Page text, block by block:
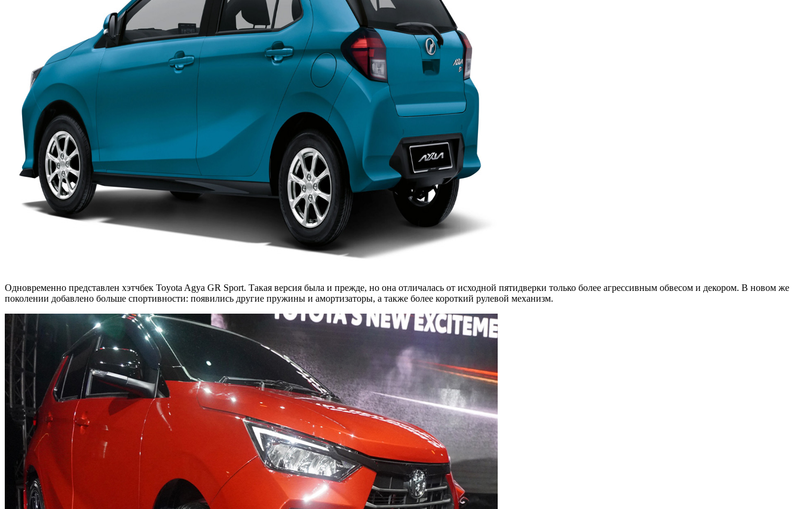
Одновременно представлен хэтчбек Toyota Agya GR Sport. Такая версия была и прежде, но она отличалась от исходной пятидверки только более агрессивным обвесом и декором. В новом же
поколении добавлено больше спортивности: появились другие пружины и амортизаторы, а также более короткий рулевой механизм.